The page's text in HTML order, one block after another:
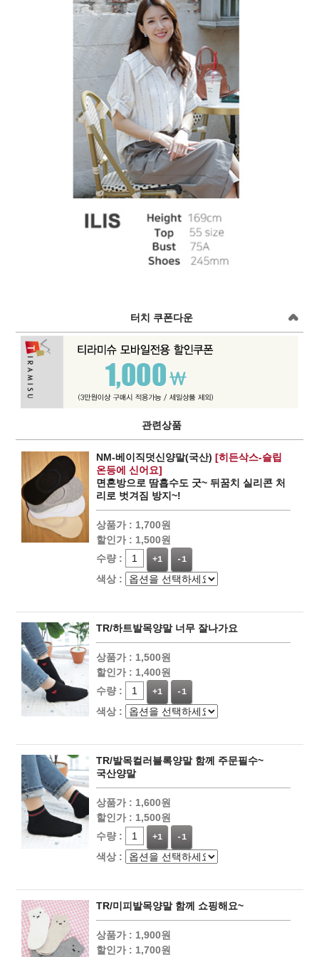
터치 쿠폰다운
관련상품
NM-베이직덧신양말(국산) [히든삭스-슬립
온등에 신어요]
면혼방으로 땀흡수도 굿~ 뒤꿈치 실리콘 처
리로 벗겨짐 방지~!
상품가 : 1,700원
할인가 : 1,500원
수량 :
+1 -1
색상 :
TR/하트발목양말 너무 잘나가요
상품가 : 1,500원
할인가 : 1,400원
수량 :
+1 -1
색상 :
TR/발목컬러블록양말 함께 주문필수~
국산양말
상품가 : 1,600원
할인가 : 1,500원
수량 :
+1 -1
색상 :
TR/미피발목양말 함께 쇼핑해요~
상품가 : 1,900원
할인가 : 1,700원